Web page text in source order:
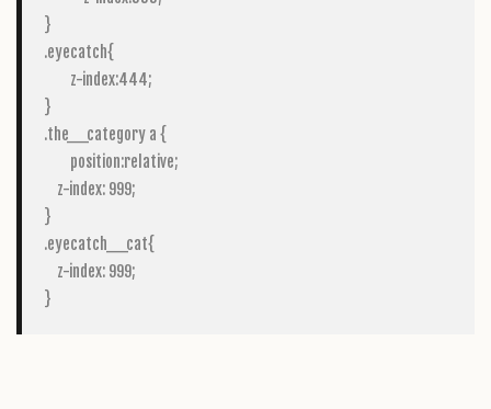
}
.eyecatch{
}
.the__category a {
    z-index: 999;
}
.eyecatch__cat{
    z-index: 999;
}